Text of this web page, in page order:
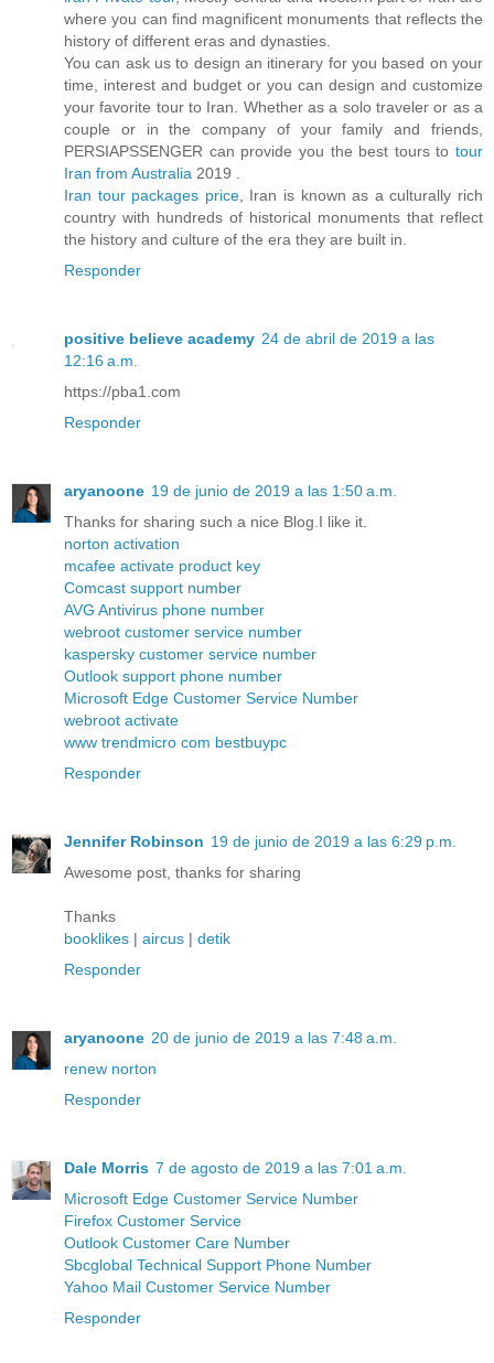
where you can find magnificent monuments that reflects the
history of different eras and dynasties.
You can ask us to design an itinerary for you based on your
time, interest and budget or you can design and customize
your favorite tour to Iran. Whether as a solo traveler or as a
couple or in the company of your family and friends,
PERSIAPSSENGER can provide you the best tours to tour
Iran from Australia 2019 .
Iran tour packages price, Iran is known as a culturally rich
country with hundreds of historical monuments that reflect
the history and culture of the era they are built in.
Responder
positive believe academy 24 de abril de 2019 a las
12:16 a.m.
https://pba1.com
Responder
aryanoone 19 de junio de 2019 a las 1:50 a.m.
Thanks for sharing such a nice Blog.I like it.
norton activation
mcafee activate product key
Comcast support number
AVG Antivirus phone number
webroot customer service number
kaspersky customer service number
Outlook support phone number
Microsoft Edge Customer Service Number
webroot activate
www trendmicro com bestbuypc
Responder
Jennifer Robinson 19 de junio de 2019 a las 6:29 p.m.
Awesome post, thanks for sharing
Thanks
booklikes | aircus | detik
Responder
aryanoone 20 de junio de 2019 a las 7:48 a.m.
renew norton
Responder
Dale Morris 7 de agosto de 2019 a las 7:01 a.m.
Microsoft Edge Customer Service Number
Firefox Customer Service
Outlook Customer Care Number
Sbcglobal Technical Support Phone Number
Yahoo Mail Customer Service Number
Responder